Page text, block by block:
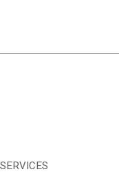
SERVICES